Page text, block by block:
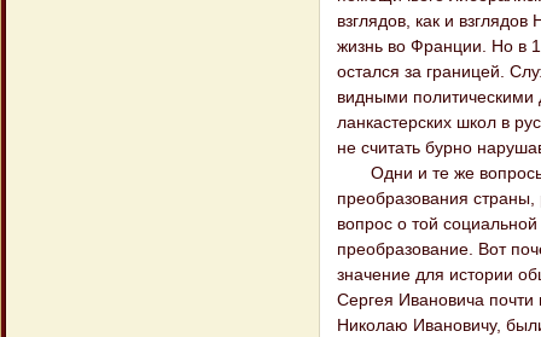
взглядов, как и
жизнь во Франции. Но в
остался за границей.
видными политическими
ланкастерских школ в
не считать бурно
Одни и те же вопросы
преобразования
вопрос о той
преобразование. Вот
значение для истории
Сергея Ивановича
Николаю Ивановичу,